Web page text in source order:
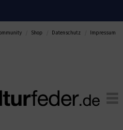
Shop Datenschutz Impressum